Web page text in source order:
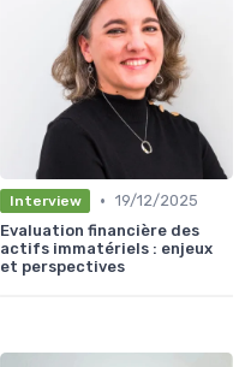
Interview • 19/12/2025
Evaluation financière des
actifs immatériels : enjeux
et perspectives